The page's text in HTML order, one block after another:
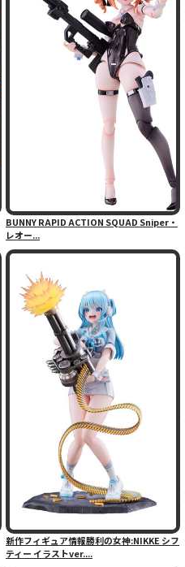
BUNNY RAPID ACTION SQUAD Sniper・
レオー...
新作フィギュア情報勝利の女神:NIKKE シフ
ティー イラストver....